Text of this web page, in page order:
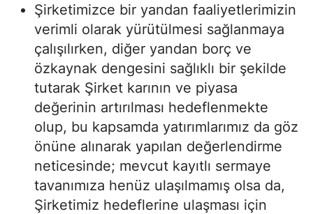
Şirketimizce bir yandan faaliyetlerimizin
verimli olarak yürütülmesi sağlanmaya
çalışılırken, diğer yandan borç ve
özkaynak dengesini sağlıklı bir şekilde
tutarak Şirket karının ve piyasa
değerinin artırılması hedeflenmekte
olup, bu kapsamda yatırımlarımız da göz
önüne alınarak yapılan değerlendirme
neticesinde; mevcut kayıtlı sermaye
tavanımıza henüz ulaşılmamış olsa da,
Şirketimiz hedeflerine ulaşması için